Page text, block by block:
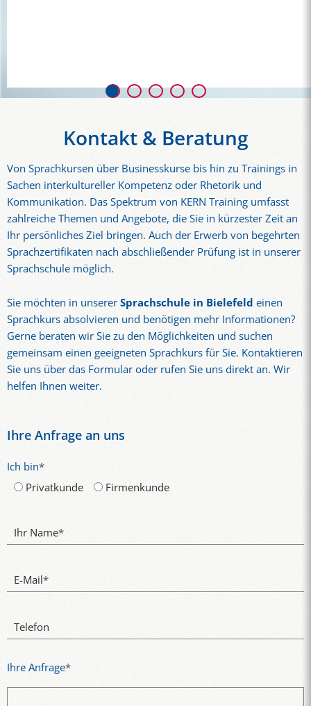
Kontakt & Beratung
Von Sprachkursen über Businesskurse bis hin zu Trainings in
Sachen interkultureller Kompetenz oder Rhetorik und
Kommunikation. Das Spektrum von KERN Training umfasst
zahlreiche Themen und Angebote, die Sie in kürzester Zeit an
Ihr persönliches Ziel bringen. Auch der Erwerb von begehrten
Sprachzertifikaten nach abschließender Prüfung ist in unserer
Sprachschule möglich.
Sie möchten in unsererSprachschule in Bielefeld einen
Sprachkurs absolvieren und benötigen mehr Informationen?
Gerne beraten wir Sie zu den Möglichkeiten und suchen
gemeinsam einen geeigneten Sprachkurs für Sie. Kontaktieren
Sie uns über das Formular oder rufen Sie uns direkt an. Wir
helfen Ihnen weiter.
Ihre Anfrage an uns
Ich bin*
Privatkunde
Firmenkunde
Ihr Name*
E-Mail*
Telefon
Ihre Anfrage*